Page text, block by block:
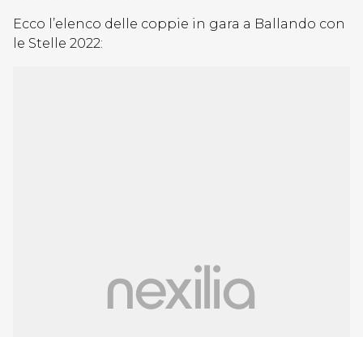
Ecco l’elenco delle coppie in gara a Ballando con
le Stelle 2022: